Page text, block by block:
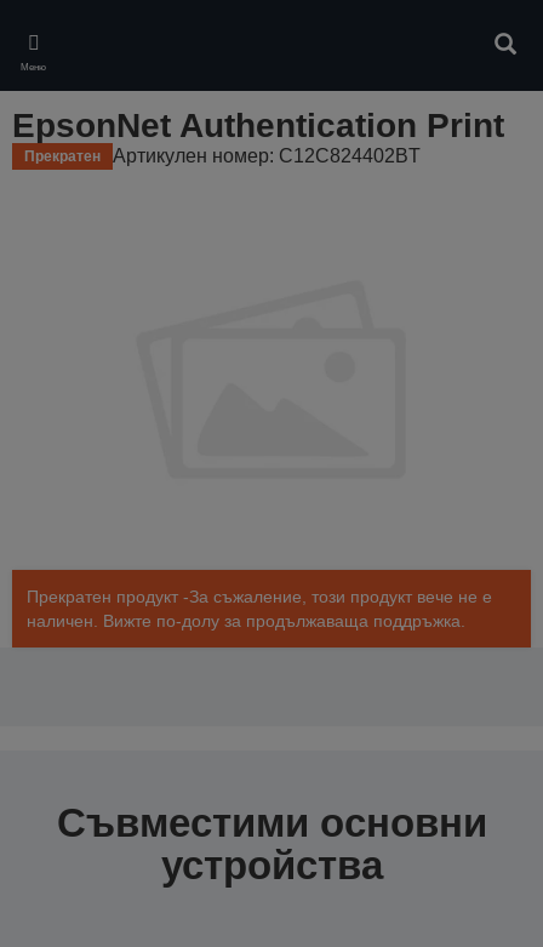
main
content
Меню
EpsonNet Authentication Print
Прекратен Артикулен номер: C12C824402BT
Прекратен продукт -За съжаление, този продукт вече не е
наличен. Вижте по-долу за продължаваща поддръжка.
Съвместими основни
устройства